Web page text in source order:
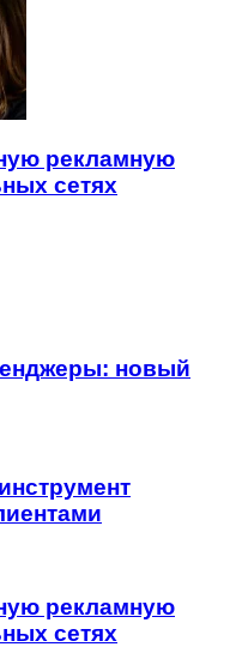
рекламную
сетях
новый
рекламную
сетях